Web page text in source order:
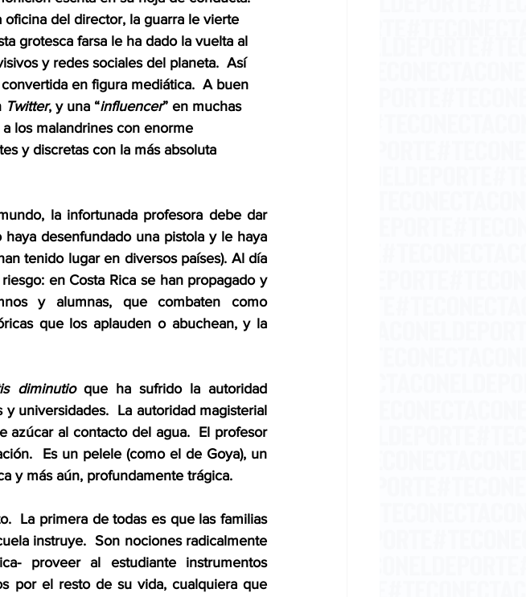
del director, la guarra le vierte
grotesca farsa le ha dado la vuelta al
y redes sociales del planeta.  Así
en figura mediática.  A buen
Twitter, y una “influencer” en muchas
los malandrines con enorme
y discretas con la más absoluta
la infortunada profesora debe dar
desenfundado una pistola y le haya
tenido lugar en diversos países). Al día
en Costa Rica se han propagado y
y alumnas, que combaten como
que los aplauden o abuchean, y la
diminutio que ha sufrido la autoridad
universidades.  La autoridad magisterial
al contacto del agua.  El profesor
Es un pelele (como el de Goya), un
y más aún, profundamente trágica.
La primera de todas es que las familias
instruye.  Son nociones radicalmente
proveer al estudiante instrumentos
por el resto de su vida, cualquiera que